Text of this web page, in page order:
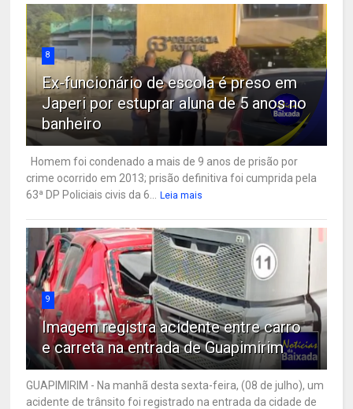
8
Ex-funcionário de escola é preso em
Japeri por estuprar aluna de 5 anos no
banheiro
Homem foi condenado a mais de 9 anos de prisão por
crime ocorrido em 2013; prisão definitiva foi cumprida pela
63ª DP Policiais civis da 6...
Leia mais
9
Imagem registra acidente entre carro
e carreta na entrada de Guapimirim
GUAPIMIRIM - Na manhã desta sexta-feira, (08 de julho), um
acidente de trânsito foi registrado na entrada da cidade de